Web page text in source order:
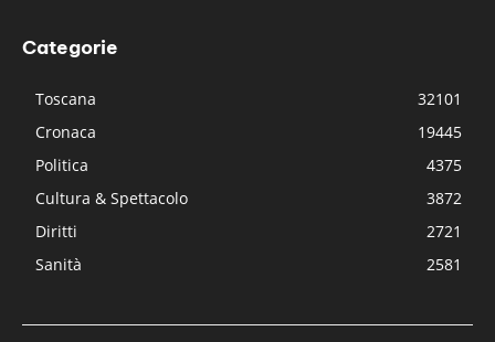
Categorie
Toscana
32101
Cronaca
19445
Politica
4375
Cultura & Spettacolo
3872
Diritti
2721
Sanità
2581